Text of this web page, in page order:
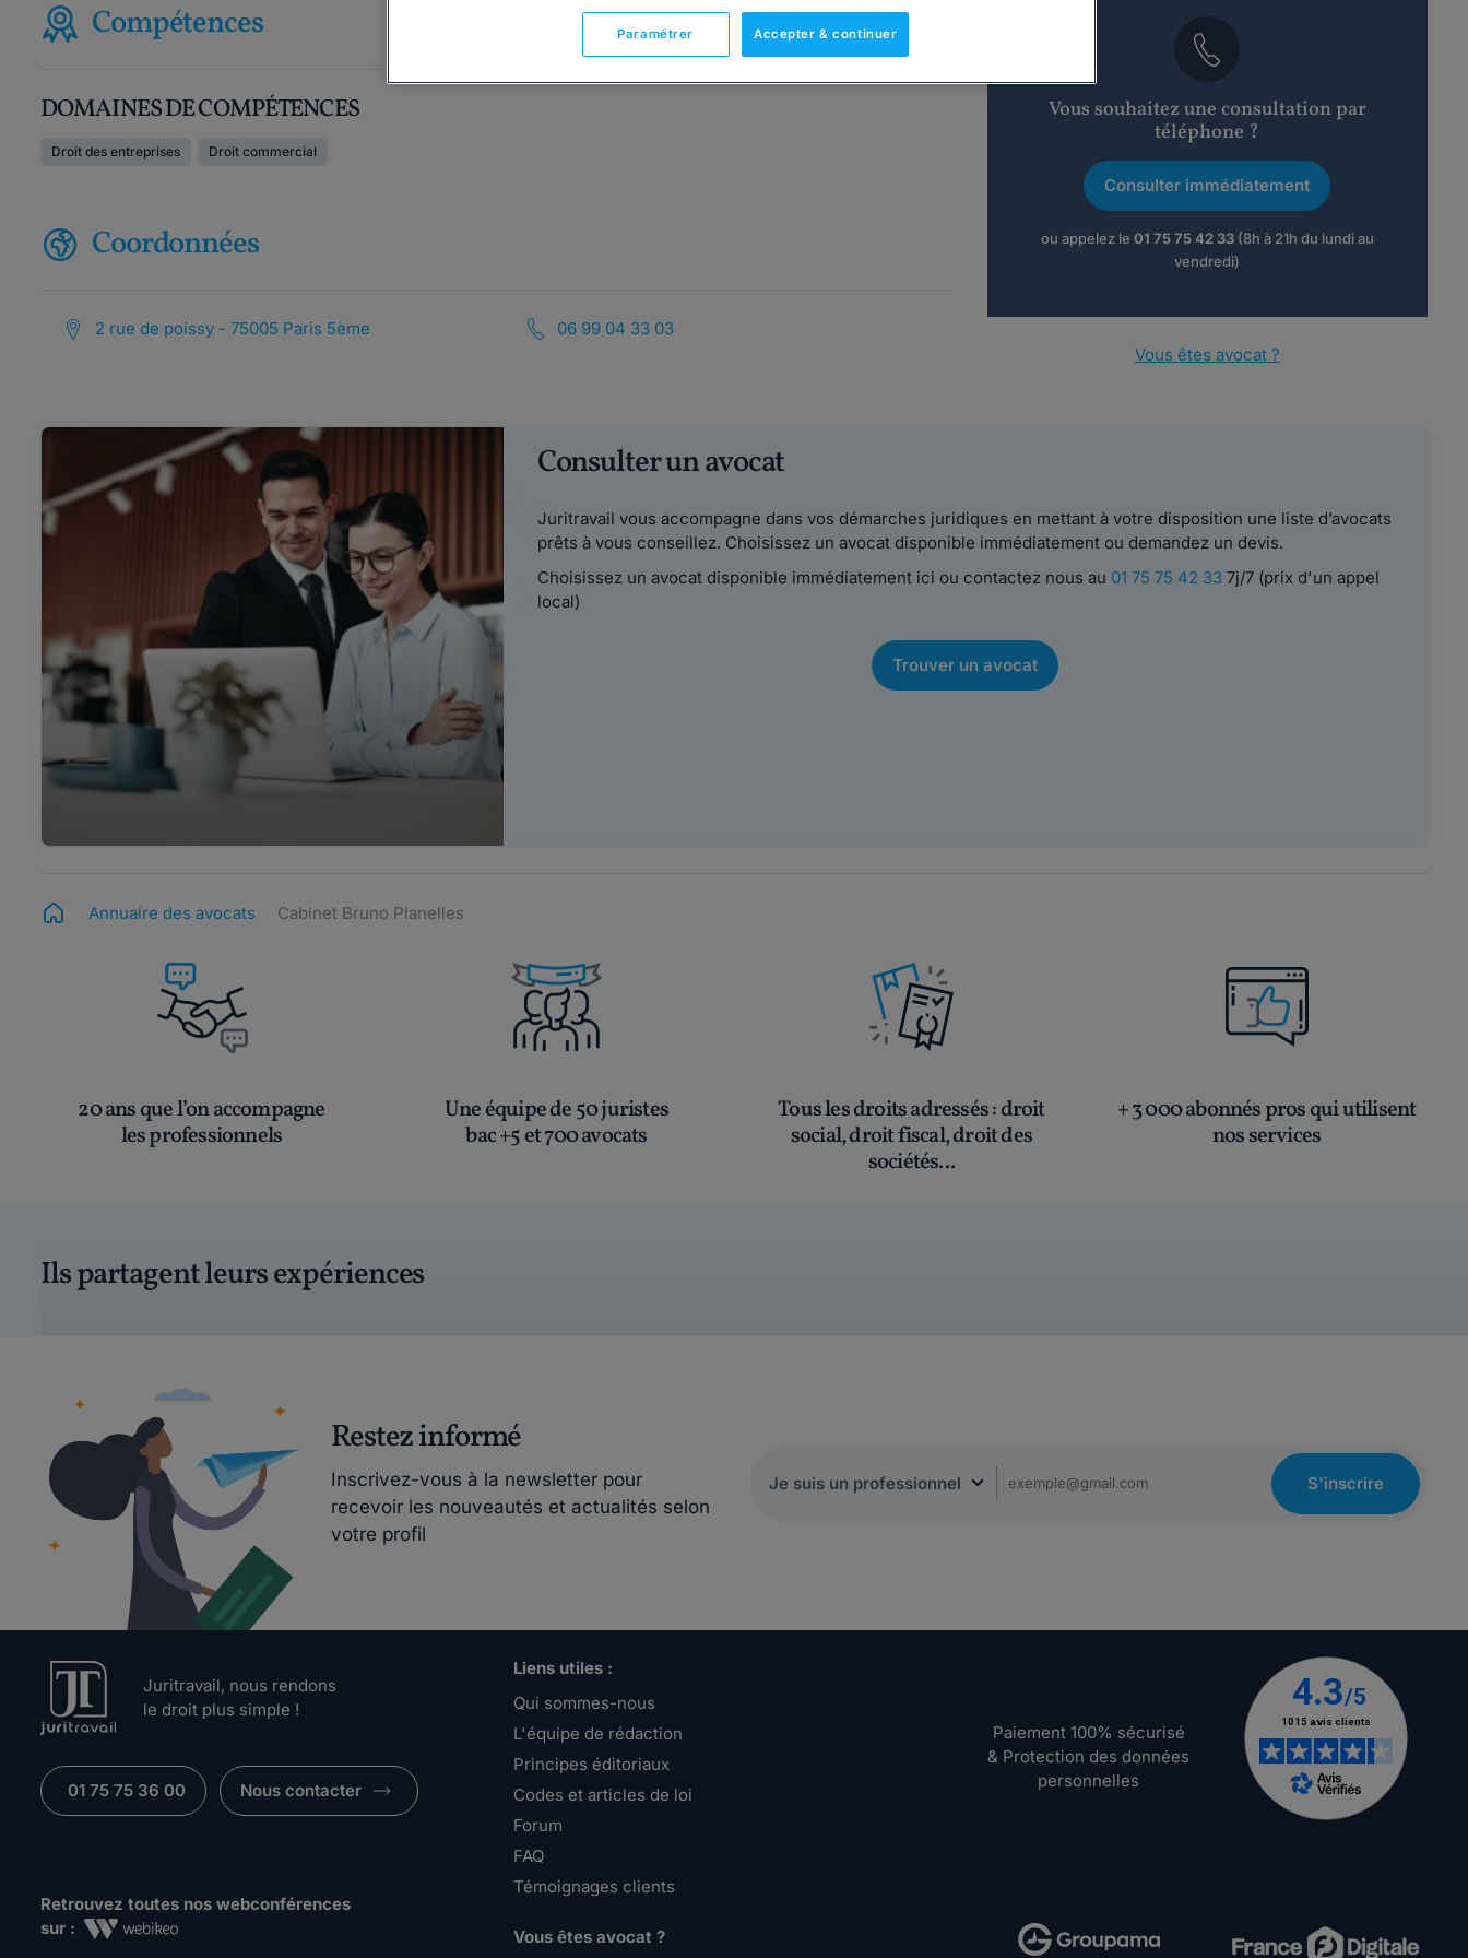
Compétences
DOMAINES DE COMPÉTENCES
Droit des entreprises Droit commercial
Coordonnées
2 rue de poissy - 75005 Paris 5ème 06 99 04 33 03
Vous souhaitez une consultation par
téléphone ?
Consulter immédiatement
ou appelez le 01 75 75 42 33(8h à 21h du lundi au
vendredi)
Vous êtes avocat ?
Consulter un avocat
Juritravail vous accompagne dans vos démarches juridiques en mettant à votre disposition une liste d’avocats
prêts à vous conseillez. Choisissez un avocat disponible immédiatement ou demandez un devis.
Choisissez un avocat disponible immédiatement ici ou contactez nous au 01 75 75 42 337j/7 (prix d'un appel
local)
Trouver un avocat
Annuaire des avocats Cabinet Bruno Planelles
20 ans que l’on accompagne
les professionnels
Une équipe de 50 juristes
bac +5 et 700 avocats
Tous les droits adressés: droit
social, droit fiscal, droit des
sociétés...
+ 3 000 abonnés pros qui utilisent
nos services
Ils partagent leurs expériences
Restez informé
Inscrivez-vous à la newsletter pour
recevoir les nouveautés et actualités selon
votre profil
S'inscrire
Juritravail, nous rendons
le droit plus simple !
01 75 75 36 00 Nous contacter
Retrouvez toutes nos webconférences
sur :
Liens utiles :
Qui sommes-nous
L'équipe de rédaction
Principes éditoriaux
Codes et articles de loi
Forum
FAQ
Témoignages clients
Vous êtes avocat ?
Paiement 100% sécurisé
& Protection des données
personnelles
Accepter & continuer
Paramétrer